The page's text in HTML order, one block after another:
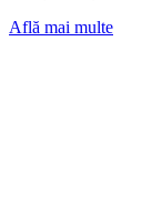
Află mai multe